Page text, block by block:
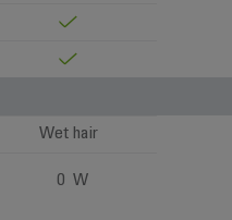
Wet hair
0 W